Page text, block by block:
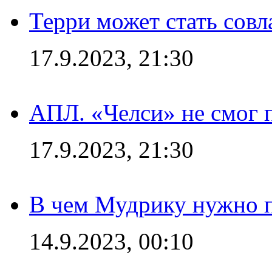
Терри может стать
17.9.2023, 21:30
АПЛ. «Челси» не смог
17.9.2023, 21:30
В чем Мудрику нужно
14.9.2023, 00:10